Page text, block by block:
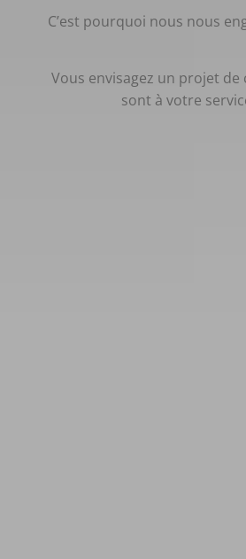
C’est pourquoi nous nous
Vous envisagez un projet
sont à votre